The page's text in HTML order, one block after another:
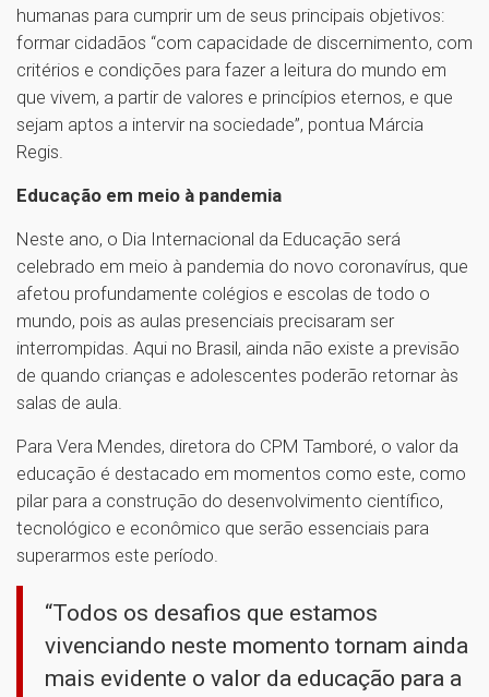
humanas para cumprir um de seus principais objetivos:
formar cidadãos “com capacidade de discernimento, com
critérios e condições para fazer a leitura do mundo em
que vivem, a partir de valores e princípios eternos, e que
sejam aptos a intervir na sociedade”, pontua Márcia
Regis.
Educação em meio à pandemia
Neste ano, o Dia Internacional da Educação será
celebrado em meio à pandemia do novo coronavírus, que
afetou profundamente colégios e escolas de todo o
mundo, pois as aulas presenciais precisaram ser
interrompidas. Aqui no Brasil, ainda não existe a previsão
de quando crianças e adolescentes poderão retornar às
salas de aula.
Para Vera Mendes, diretora do CPM Tamboré, o valor da
educação é destacado em momentos como este, como
pilar para a construção do desenvolvimento científico,
tecnológico e econômico que serão essenciais para
superarmos este período.
“Todos os desafios que estamos
vivenciando neste momento tornam ainda
mais evidente o valor da educação para a